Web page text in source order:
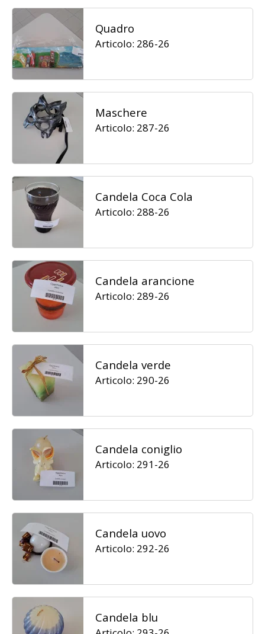
Quadro
Articolo: 286-26
Maschere
Articolo: 287-26
Candela Coca Cola
Articolo: 288-26
Candela arancione
Articolo: 289-26
Candela verde
Articolo: 290-26
Candela coniglio
Articolo: 291-26
Candela uovo
Articolo: 292-26
Candela blu